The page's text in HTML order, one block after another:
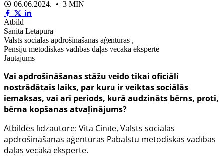
06.06.2024. • 3 MIN
Atbild
Sanita Letapura
Valsts sociālās apdrošināšanas aģentūras ,
Pensiju metodiskās vadības daļas vecākā eksperte
Jautājums
Vai apdrošināšanas stāžu veido tikai oficiāli
nostrādātais laiks, par kuru ir veiktas sociālās
iemaksas, vai arī periods, kurā audzināts bērns, proti,
bērna kopšanas atvaļinājums?
Atbildes līdzautore: Vita Cinīte, Valsts sociālās
apdrošināšanas aģentūras Pabalstu metodiskās vadības
daļas vecākā eksperte.